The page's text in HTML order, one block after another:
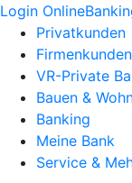
Login
Privatkunden
Firmenkunden
VR-Private
Bauen &
Banking
Meine Bank
Service &